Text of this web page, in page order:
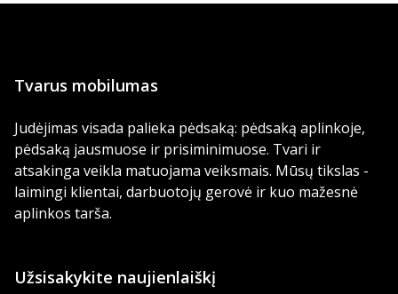
Tvarus mobilumas
Judėjimas visada palieka pėdsaką: pėdsaką aplinkoje,
pėdsaką jausmuose ir prisiminimuose. Tvari ir
atsakinga veikla matuojama veiksmais. Mūsų tikslas -
laimingi klientai, darbuotojų gerovė ir kuo mažesnė
aplinkos tarša.
Užsisakykite naujienlaiškį